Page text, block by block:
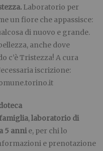
Laboratorio per
un fiore che appassisce:
di nuovo e grande.
anche dove
c’è Tristezza! A cura
iscrizione:
,laboratorio di
5 annie, per chi lo
e prenotazione